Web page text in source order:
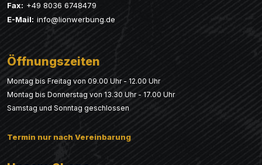
Fax: +49 8036 6748479
E-Mail: info@lionwerbung.de
Öffnungszeiten
Montag bis Freitag von 09.00 Uhr - 12.00 Uhr
Montag bis Donnerstag von 13.30 Uhr - 17.00 Uhr
Samstag und Sonntag geschlossen
Termin nur nach Vereinbarung